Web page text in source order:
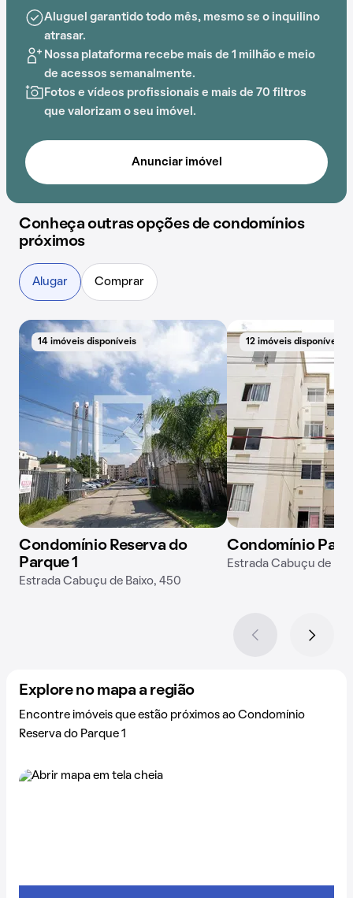
Aluguel garantido todo mês, mesmo se o inquilino
atrasar.
Nossa plataforma recebe mais de 1 milhão e meio
de acessos semanalmente.
Fotos e vídeos profissionais e mais de 70 filtros
que valorizam o seu imóvel.
Anunciar imóvel
Conheça outras opções de condomínios
próximos
Alugar Comprar
14 imóveis disponíveis
Condomínio Reserva do
Parque 1
Estrada Cabuçu de Baixo, 450
12 imóveis disponíveis
Condomínio
Estrada Cabuçu de
Explore no mapa a região
Encontre imóveis que estão próximos ao Condomínio
Reserva do Parque 1